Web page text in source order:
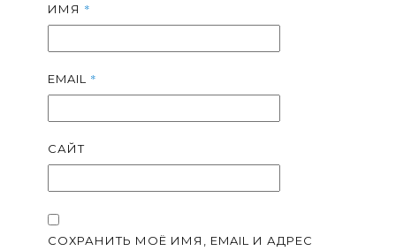
ИМЯ *
EMAIL *
САЙТ
СОХРАНИТЬ МОЁ ИМЯ, EMAIL И АДРЕС